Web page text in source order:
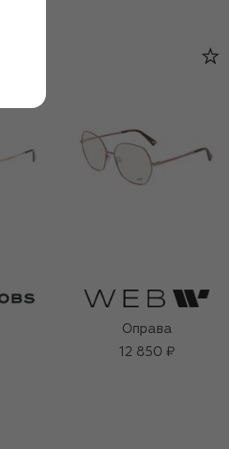
Оправа
12 850 ₽